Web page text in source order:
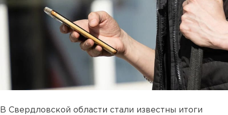
В Свердловской области стали известны итоги